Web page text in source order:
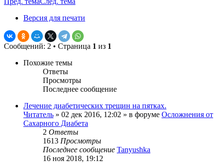
Версия для печати
Сообщений: 2 • Страница 1 из 1
Похожие темы
Ответы
Просмотры
Последнее сообщение
Лечение диабетических трещин на пятках.
Читатель » 02 дек 2016, 12:02 » в форуме Осложнения от
Сахарного Диабета
2 Ответы
1613 Просмотры
Последнее сообщение Tanyushka
16 ноя 2018, 19:12